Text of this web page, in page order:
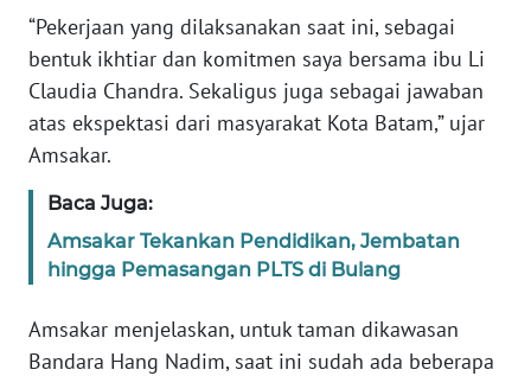
“Pekerjaan yang dilaksanakan saat ini, sebagai
bentuk ikhtiar dan komitmen saya bersama ibu Li
Claudia Chandra. Sekaligus juga sebagai jawaban
atas ekspektasi dari masyarakat Kota Batam,” ujar
Amsakar.
Baca Juga:
Amsakar Tekankan Pendidikan, Jembatan
hingga Pemasangan PLTS di Bulang
Amsakar menjelaskan, untuk taman dikawasan
Bandara Hang Nadim, saat ini sudah ada beberapa
KEPRI
WN
WN
PAPUA
WN